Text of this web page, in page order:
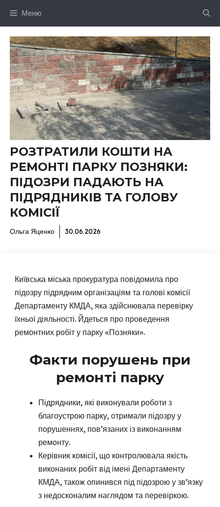
Меню
РОЗТРАТИЛИ КОШТИ НА
РЕМОНТІ ПАРКУ ПОЗНЯКИ:
ПІДОЗРИ ПАДАЮТЬ НА
ПІДРЯДНИКІВ ТА ГОЛОВУ
КОМІСІЇ
Ольга Яценко 30.06.2026
Київська міська прокуратура повідомила про
підозру підрядним організаціям та голові комісії
Департаменту КМДА, яка здійснювала перевірку
їхньої діяльності. Йдеться про проведення
ремонтних робіт у парку «Позняки».
Факти порушень при
ремонті парку
Підрядники, які виконували роботи з
благоустрою парку, отримали підозру у
порушеннях, пов’язаних із виконанням
ремонту.
Керівник комісії, що контролювала якість
виконаних робіт від імені Департаменту
КМДА, також опинився під підозрою у зв’язку
з недосконалим наглядом та перевіркою.